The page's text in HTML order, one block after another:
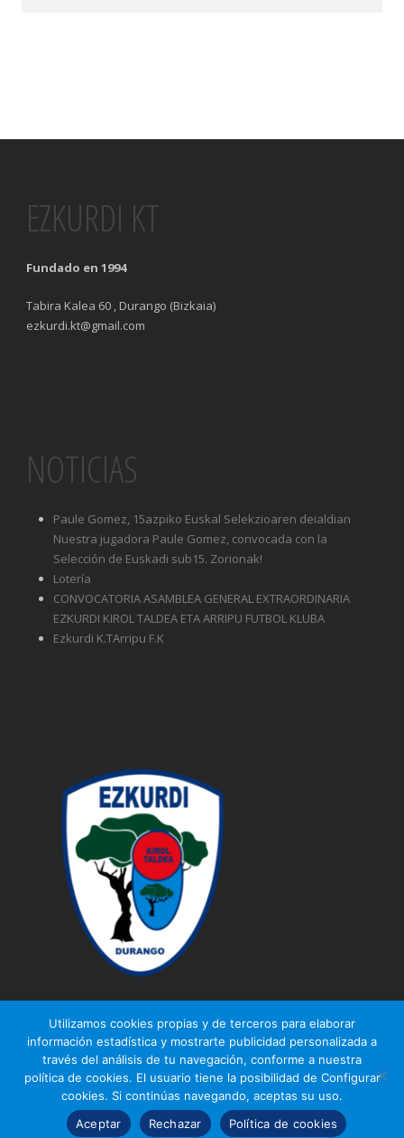
EZKURDI KT
Fundado en 1994
Tabira Kalea 60 , Durango (Bizkaia)
ezkurdi.kt@gmail.com
NOTICIAS
Paule Gomez, 15azpiko Euskal Selekzioaren deialdian
Nuestra jugadora Paule Gomez, convocada con la
Selección de Euskadi sub15. Zorionak!
Lotería
CONVOCATORIA ASAMBLEA GENERAL EXTRAORDINARIA
EZKURDI KIROL TALDEA ETA ARRIPU FUTBOL KLUBA
Ezkurdi K.TArripu F.K
© Ezkurdi KT
Aviso legal|Política de privacidad| Política de cookies
Diseño webGurenet
Utilizamos cookies propias y de terceros para elaborar
información estadística y mostrarte publicidad personalizada a
través del análisis de tu navegación, conforme a nuestra
política de cookies. El usuario tiene la posibilidad de Configurar
cookies. Si continúas navegando, aceptas su uso.
Aceptar
Rechazar Política de cookies